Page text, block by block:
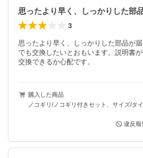
3
思ったより早く、しっかりした部品が
でも交換したいとおもいます。説明書
交換できるか心配です。
購入した商品
ノコギリ/ノコギリ付きセット、サイズ/
違反報